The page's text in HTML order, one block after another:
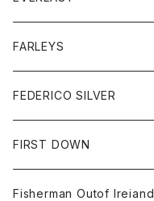
シャツ
セーター
ボトム
ショートパンツ
パンツ
レディース
コート
ジャケット
トップス
ジャケット
スエットシャツ
ボトム
スエットパンツ
グッズ
帽子
FARLEYS
FEDERICO SILVER
アクセサリー
FIRST DOWN
Fisherman Outof Ireiand